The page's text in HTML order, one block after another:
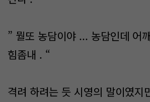
” 뭘또 농담이야 ... 농담인데 어
힘좀내 . “
격려 하려는 듯 시영의 말이였지